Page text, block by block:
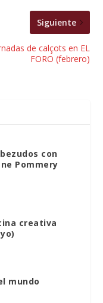
Siguiente
de calçots en EL
FORO (febrero)
con
Pommery
creativa
mundo